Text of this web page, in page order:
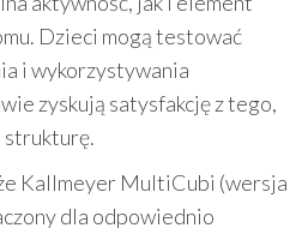
Dzieci mogą testować
i wykorzystywania
zyskują satysfakcję z tego,
strukturę.
Kallmeyer MultiCubi (wersja
dla odpowiednio